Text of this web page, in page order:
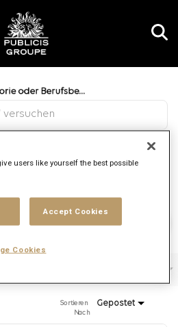
10 KM
Entfernung
finden
Gepostet
Sortieren
Nach
users like yourself the best possible
Accept Cookies
Cookies